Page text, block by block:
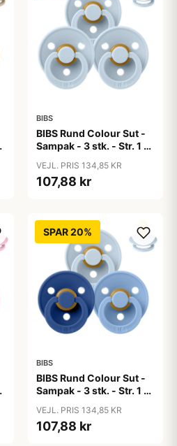
BIBS
BIBS Rund Colour Sut -
Sampak - 3 stk. - Str. 1 -
VEJL. PRIS 134,85 KR
107,88 kr
SPAR 20%
BIBS
BIBS Rund Colour Sut -
Sampak - 3 stk. - Str. 1 -
VEJL. PRIS 134,85 KR
107,88 kr